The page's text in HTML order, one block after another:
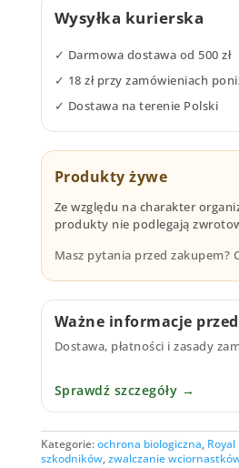
Wysyłka kurierska
✓ Darmowa dostawa od 500 zł
✓ 18 zł przy zamówieniach
✓ Dostawa na terenie Polski
Produkty żywe
Ze względu na charakter
produkty nie podlegają
Masz pytania przed zakupem?
Ważne informacje
Dostawa, płatności i zasady
Sprawdź szczegóły →
Kategorie:ochrona biologiczna,
szkodników,zwalczanie